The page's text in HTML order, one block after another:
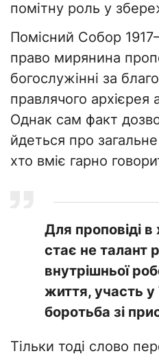
помітну роль у
Помісний Собор
право мирянина
богослужінні за
правлячого архієрея
Однак сам факт
йдеться про
хто вміє гарно
Для проповіді
стає не талант
внутрішньої
життя, участь у
боротьба зі
Тільки тоді слово